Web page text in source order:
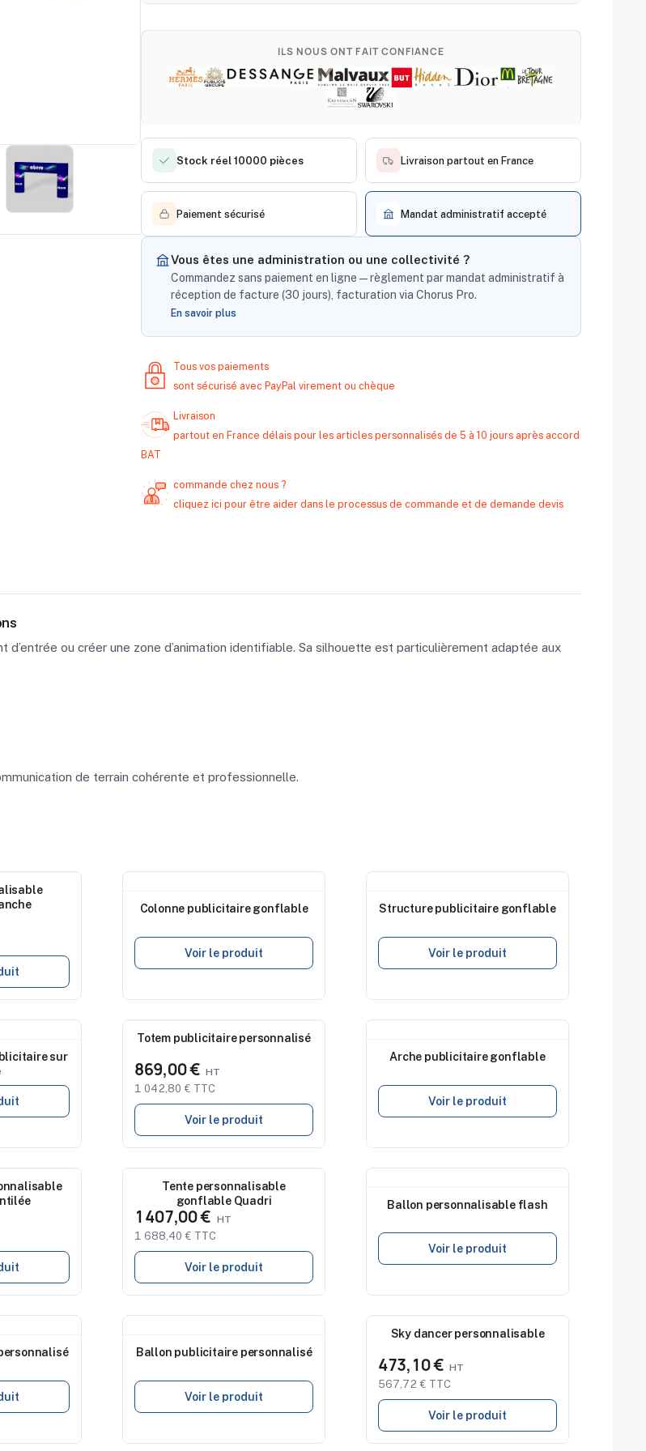
ILS NOUS ONT FAIT CONFIANCE
Stock réel 10000 pièces Livraison partout en France
Paiement sécurisé Mandat administratif accepté
Vous êtes une administration ou une collectivité ?
Commandez sans paiement en ligne — règlement par mandat administratif à
réception de facture (30 jours), facturation via Chorus Pro.
En savoir plus
Tous vos paiements
sont sécurisé avec PayPal virement ou chèque
Livraison
partout en France délais pour les articles personnalisés de 5 à 10 jours après accord
BAT
commande chez nous ?
cliquez ici pour être aider dans le processus de commande et de demande devis
ou créer une zone d’animation identifiable. Sa silhouette est particulièrement adaptée aux
de terrain cohérente et professionnelle.
Colonne publicitaire gonflable
Voir le produit
Structure publicitaire gonflable
Voir le produit
sur
Nouveau
Totem publicitaire personnalisé
869,00 €
1 042,80 € TTC
Voir le produit
Arche publicitaire gonflable
Voir le produit
NouveauTente personnalisable
gonflable Quadri
1 407,00 €
1 688,40 € TTC
Voir le produit
Ballon personnalisable flash
Voir le produit
Ballon publicitaire personnalisé
Voir le produit
Nouveau
Sky dancer personnalisable
473,10 €
567,72 € TTC
Voir le produit